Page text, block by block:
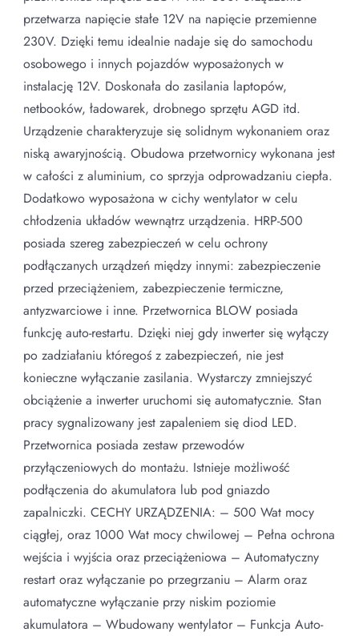
przetwarza napięcie stałe 12V na napięcie przemienne
230V. Dzięki temu idealnie nadaje się do samochodu
osobowego i innych pojazdów wyposażonych w
instalację 12V. Doskonała do zasilania laptopów,
netbooków, ładowarek, drobnego sprzętu AGD itd.
Urządzenie charakteryzuje się solidnym wykonaniem oraz
niską awaryjnością. Obudowa przetwornicy wykonana jest
w całości z aluminium, co sprzyja odprowadzaniu ciepła.
Dodatkowo wyposażona w cichy wentylator w celu
chłodzenia układów wewnątrz urządzenia. HRP-500
posiada szereg zabezpieczeń w celu ochrony
podłączanych urządzeń między innymi: zabezpieczenie
przed przeciążeniem, zabezpieczenie termiczne,
antyzwarciowe i inne. Przetwornica BLOW posiada
funkcję auto-restartu. Dzięki niej gdy inwerter się wyłączy
po zadziałaniu któregoś z zabezpieczeń, nie jest
konieczne wyłączanie zasilania. Wystarczy zmniejszyć
obciążenie a inwerter uruchomi się automatycznie. Stan
pracy sygnalizowany jest zapaleniem się diod LED.
Przetwornica posiada zestaw przewodów
przyłączeniowych do montażu. Istnieje możliwość
podłączenia do akumulatora lub pod gniazdo
zapalniczki. CECHY URZĄDZENIA: – 500 Wat mocy
ciągłej, oraz 1000 Wat mocy chwilowej – Pełna ochrona
wejścia i wyjścia oraz przeciążeniowa – Automatyczny
restart oraz wyłączanie po przegrzaniu – Alarm oraz
automatyczne wyłączanie przy niskim poziomie
akumulatora – Wbudowany wentylator – Funkcja Auto-